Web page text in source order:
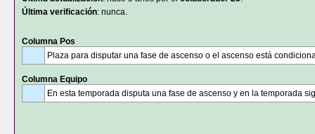
Última verificación: nunca.
Columna Pos
Plaza para disputar una fase de ascenso o el ascenso está
Columna Equipo
En esta temporada disputa una fase de ascenso y en la temporada